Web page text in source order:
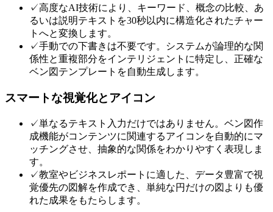
✓高度なAI技術により、キーワード、概念の比較、あ
るいは説明テキストを30秒以内に構造化されたチャー
トへと変換します。
✓手動での下書きは不要です。システムが論理的な関
係性と重複部分をインテリジェントに特定し、正確な
ベン図テンプレートを自動生成します。
スマートな視覚化とアイコン
✓単なるテキスト入力だけではありません。ベン図作
成機能がコンテンツに関連するアイコンを自動的にマ
ッチングさせ、抽象的な関係をわかりやすく表現しま
す。
✓教室やビジネスレポートに適した、データ豊富で視
覚優先の図解を作成でき、単純な円だけの図よりも優
れた成果をもたらします。